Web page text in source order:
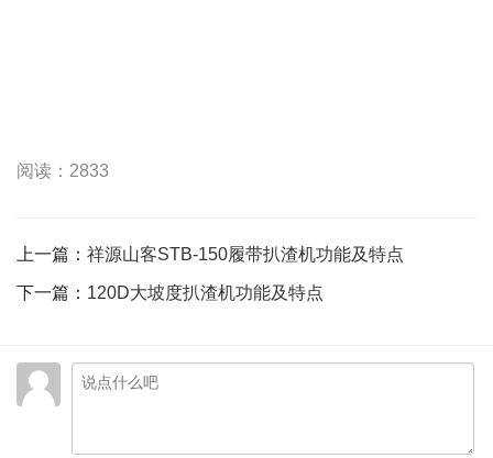
阅读：2833
上一篇： 祥源山客STB-150履带扒渣机功能及特点
下一篇： 120D大坡度扒渣机功能及特点